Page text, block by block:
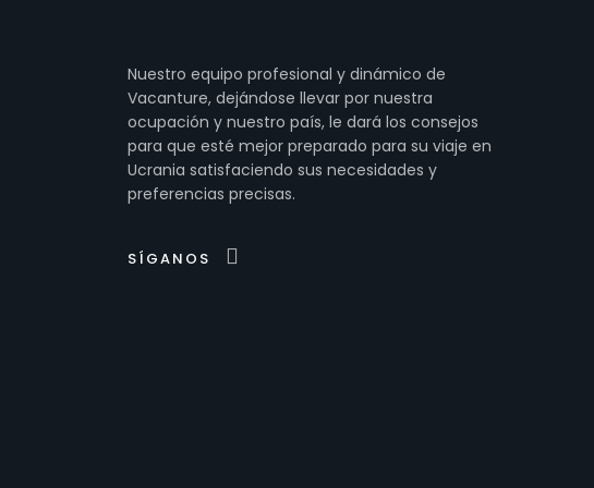
Nuestro equipo profesional y dinámico de
Vacanture, dejándose llevar por nuestra
ocupación y nuestro país, le dará los consejos
para que esté mejor preparado para su viaje en
Ucrania satisfaciendo sus necesidades y
preferencias precisas.
SÍGANOS